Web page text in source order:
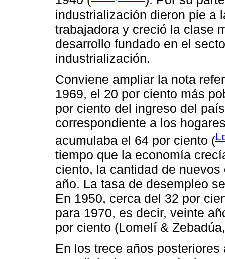
industrialización dieron pie a
trabajadora y creció la clase
desarrollo fundado en el
industrialización.
Conviene ampliar la nota
1969, el 20 por ciento más
por ciento del ingreso del
correspondiente a los
acumulaba el 64 por ciento (
tiempo que la economía
ciento, la cantidad de
año. La tasa de desempleo
En 1950, cerca del 32 por
para 1970, es decir, veinte
por ciento (Lomelí &
En los trece años